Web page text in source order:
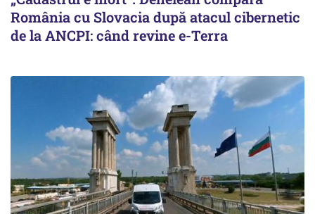
România cu Slovacia după atacul cibernetic
de la ANCPI: când revine e-Terra